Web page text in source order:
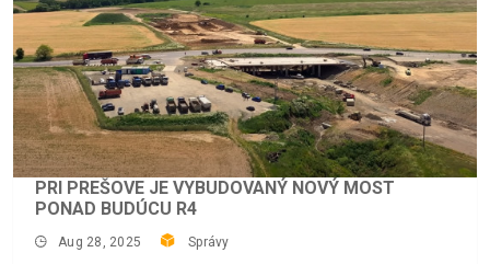
PRI PREŠOVE JE VYBUDOVANÝ NOVÝ MOST
PONAD BUDÚCU R4
Aug 28, 2025 Správy